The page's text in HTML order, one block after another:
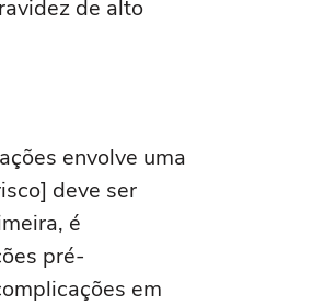
de alto
envolve uma
deve ser
é
pré-
em